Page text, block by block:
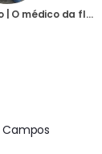
Padre Paolino | O médico da floresta
Campos